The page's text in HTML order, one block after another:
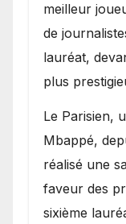
meilleur
de
lauréat,
plus
Le Parisien,
Mbappé,
réalisé une
faveur des
sixième